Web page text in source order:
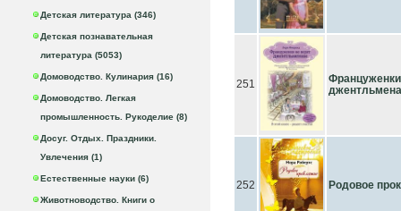
Детская литература (346)
Детская познавательная
литература (5053)
Домоводство. Кулинария (16)
Домоводство. Легкая
промышленность. Рукоделие (8)
Досуг. Отдых. Праздники.
Увлечения (1)
Естественные науки (6)
Животноводство. Книги о
251
252 Родовое